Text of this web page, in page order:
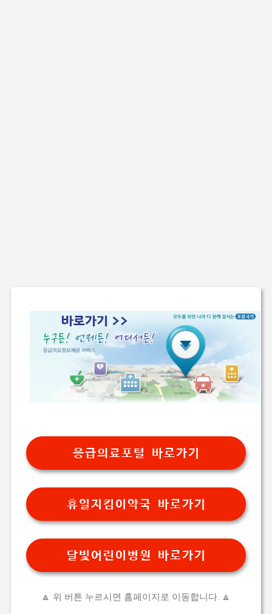
응급의료포털 바로가기
휴일지킴이약국 바로가기
달빛어린이병원 바로가기
🔼 위 버튼 누르시면 홈페이지로 이동합니다. 🔼